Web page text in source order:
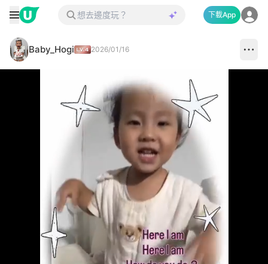
下載App
Baby_Hogi 2026/01/16